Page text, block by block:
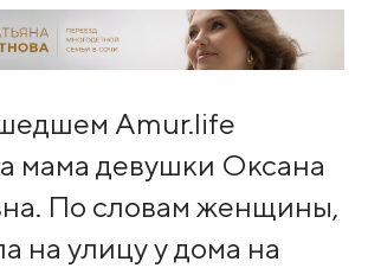
Amur.life
мама девушки Оксана
По словам женщины,
на улицу у дома на